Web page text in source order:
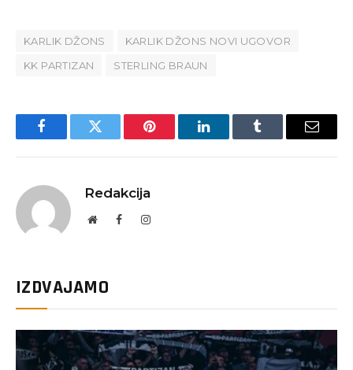
KARLIK DŽONS
KARLIK DŽONS NOVI UGOVOR
KK PARTIZAN
STERLING BRAUN
FacebookTwitter Pinterest LinkedInTumblr Email
Redakcija
WebsiteFacebookInstagram
IZDVAJAMO